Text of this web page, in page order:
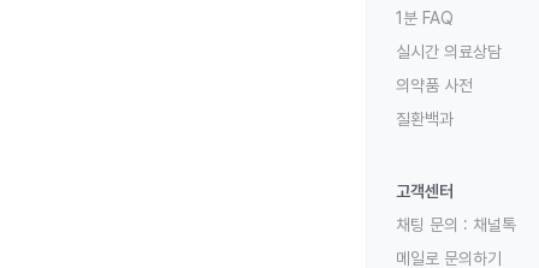
1분 FAQ
실시간 의료상담
의약품 사전
질환백과
고객센터
채팅 문의 : 채널톡
메일로 문의하기